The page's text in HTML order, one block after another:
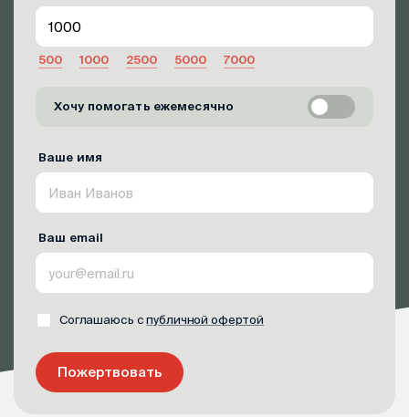
500 1000 2500 5000 7000
Хочу помогать ежемесячно
Ваше имя
Ваш email
Соглашаюсь спубличной офертой
Пожертвовать